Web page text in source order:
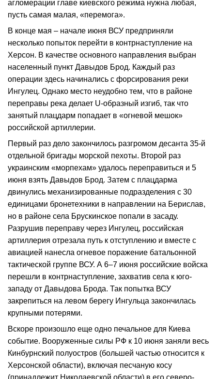
агломерации главе киевского режима нужна любая,
пусть самая малая, «перемога».
В конце мая – начале июня ВСУ предприняли
несколько попыток перейти в контрнаступление на
Херсон. В качестве основного направления выбран
населенный пункт Давыдов Брод. Каждый раз
операции здесь начинались с форсирования реки
Ингулец. Однако место неудобно тем, что в районе
переправы река делает U-образный изгиб, так что
занятый плацдарм попадает в «огневой мешок»
российской артиллерии.
Первый раз дело закончилось разгромом десанта 35-й
отдельной бригады морской пехоты. Второй раз
украинским «морпехам» удалось переправиться и 5
июня взять Давыдов Брод. Затем с плацдарма
двинулись механизированные подразделения с 30
единицами бронетехники в направлении на Берислав,
но в районе села Брускинское попали в засаду.
Разрушив переправу через Ингулец, российская
артиллерия отрезала путь к отступлению и вместе с
авиацией нанесла огневое поражение батальонной
тактической группе ВСУ. А 6–7 июня российские войска
перешли в контрнаступление, захватив села к юго-
западу от Давыдова Брода. Так попытка ВСУ
закрепиться на левом берегу Ингульца закончилась
крупными потерями.
Вскоре произошло еще одно печальное для Киева
событие. Вооруженные силы РФ к 10 июня заняли весь
Кинбурнский полуостров (большей частью относится к
Херсонской области), включая песчаную косу